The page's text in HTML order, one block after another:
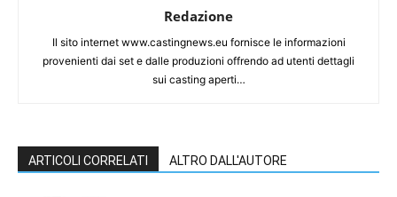
Redazione
Il sito internet www.castingnews.eu fornisce le informazioni
provenienti dai set e dalle produzioni offrendo ad utenti dettagli
sui casting aperti…
ARTICOLI CORRELATI ALTRO DALL'AUTORE